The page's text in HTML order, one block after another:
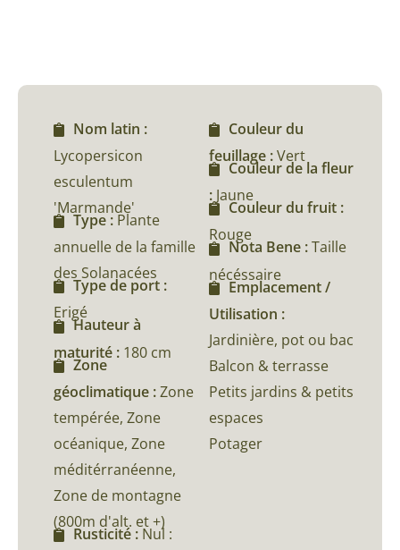
Nom latin :
Lycopersicon
esculentum
'Marmande'
Type : Plante
annuelle de la famille
des Solanacées
Type de port :
Erigé
Hauteur à
maturité : 180 cm
Zone
géoclimatique :Zone
tempérée, Zone
océanique, Zone
méditérranéenne,
Zone de montagne
(800m d'alt. et +)
Rusticité : Nul :
Couleur du
feuillage :Vert
Couleur de la fleur
: Jaune
Couleur du fruit :
Rouge
Nota Bene :Taille
nécéssaire
Emplacement /
Utilisation :
Jardinière, pot ou bac
Balcon & terrasse
Petits jardins & petits
espaces
Potager